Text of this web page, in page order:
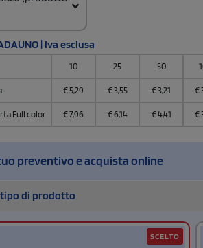
| Iva esclusa
10 25 50
€ 5,29 €3,55 €3,21 €
Full color €7,96 €6,14 €4,41 €
preventivo e acquista online
tipo di prodotto
SCELTO